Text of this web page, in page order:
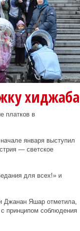
хиджаба
платков в
января выступил
— светское
для всех!» и
Джанан Яшар отметила,
принципом соблюдения